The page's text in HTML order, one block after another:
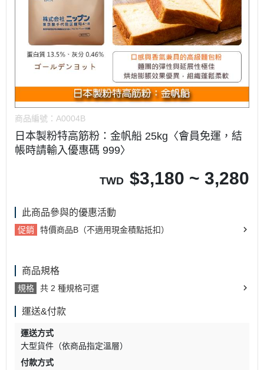
商品編號： A0004B
日本製粉特高筋粉：金帆船 25kg〈會員免運，結
帳時請輸入優惠碼 999〉
TWD $3,180 ~ 3,280
此商品參與的優惠活動
促銷 特價商品B（不適用現金積點抵扣）
商品規格
規格 共 2 種規格可選
運送&付款
運送方式
大型貨件（依商品指定溫層）
付款方式